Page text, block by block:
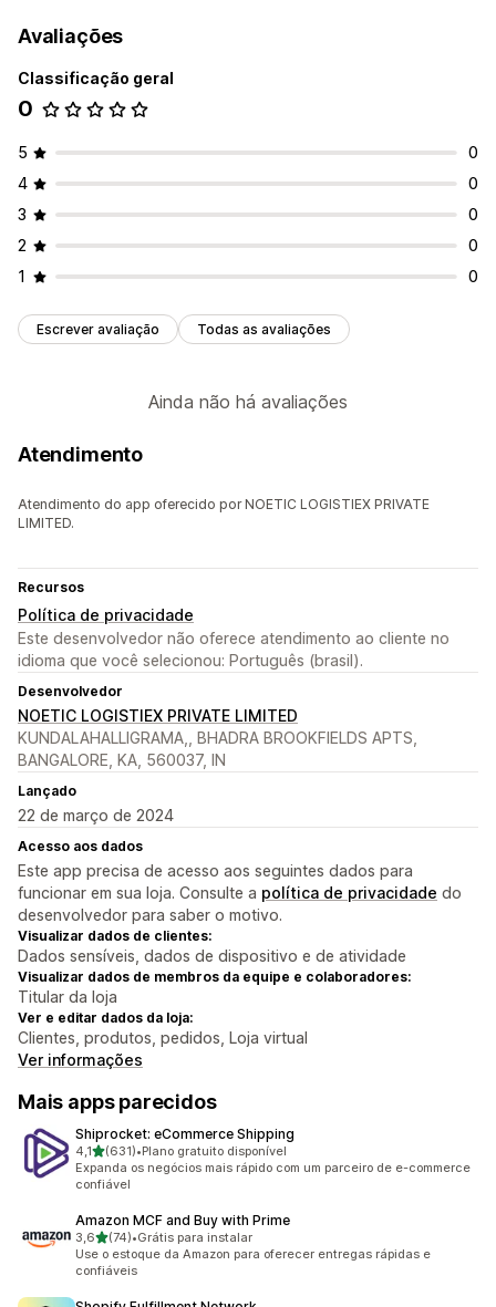
Avaliações
Classificação geral
0
5
0
4
0
3
0
2
0
1
0
Escrever avaliação Todas as avaliações
Ainda não há avaliações
Atendimento
Atendimento do app oferecido por NOETIC LOGISTIEX PRIVATE
LIMITED.
Recursos
Política de privacidade
Este desenvolvedor não oferece atendimento ao cliente no
idioma que você selecionou: Português (brasil).
Desenvolvedor
NOETIC LOGISTIEX PRIVATE LIMITED
KUNDALAHALLIGRAMA,, BHADRA BROOKFIELDS APTS,
BANGALORE, KA, 560037, IN
Lançado
22 de março de 2024
Acesso aos dados
Este app precisa de acesso aos seguintes dados para
funcionar em sua loja. Consulte a política de privacidade do
desenvolvedor para saber o motivo.
Visualizar dados de clientes:
Dados sensíveis, dados de dispositivo e de atividade
Visualizar dados de membros da equipe e colaboradores:
Titular da loja
Ver e editar dados da loja:
Clientes, produtos, pedidos, Loja virtual
Ver informações
Mais apps parecidos
Shiprocket: eCommerce Shipping
4,1de 5 estrelas
(631)
631 avaliações ao todo
•Plano gratuito disponível
Expanda os negócios mais rápido com um parceiro de e-commerce
confiável
Amazon MCF and Buy with Prime
3,6de 5 estrelas
(74)
74 avaliações ao todo
•Grátis para instalar
Use o estoque da Amazon para oferecer entregas rápidas e
confiáveis